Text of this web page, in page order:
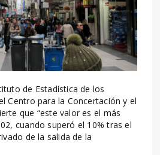
de Estadística de los
Centro para la Concertación y el
que “este valor es el más
cuando superó el 10% tras el
de la salida de la